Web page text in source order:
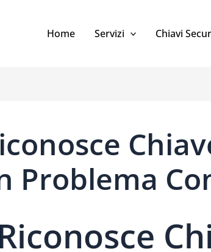
Home Servizi Chiavi
Problema